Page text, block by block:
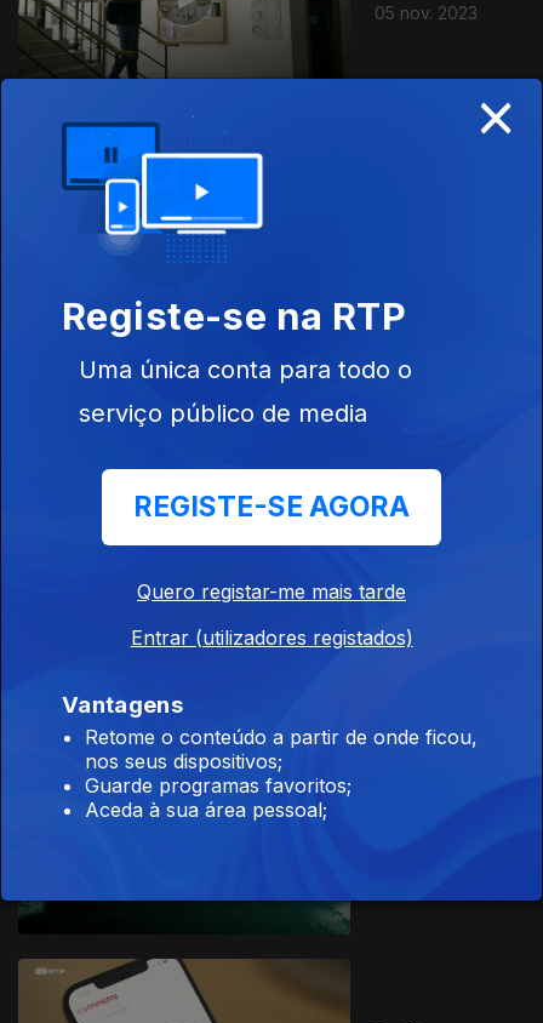
05 nov. 2023
18 out. 2023
×
Registe-se na RTP
Uma única conta para todo o
serviço público de media
REGISTE-SE AGORA
Quero registar-me mais tarde
Entrar (utilizadores registados)
Vantagens
Retome o conteúdo a partir de onde ficou,
nos seus dispositivos;
Guarde programas favoritos;
Aceda à sua área pessoal;